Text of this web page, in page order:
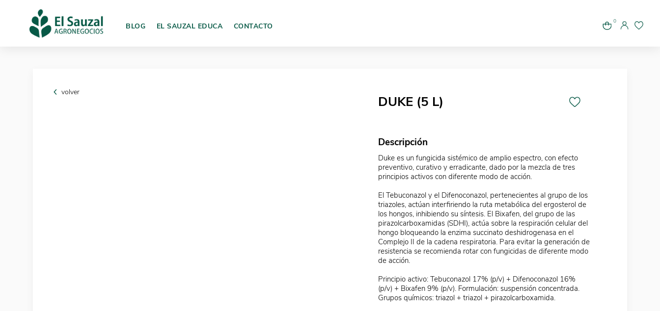
BLOG EL SAUZAL EDUCA CONTACTO
0
volver
DUKE (5 L)
Descripción
Duke es un fungicida sistémico de amplio espectro, con efecto
preventivo, curativo y erradicante, dado por la mezcla de tres
principios activos con diferente modo de acción.
El Tebuconazol y el Difenoconazol, pertenecientes al grupo de los
triazoles, actúan interfiriendo la ruta metabólica del ergosterol de
los hongos, inhibiendo su síntesis. El Bixafen, del grupo de las
pirazolcarboxamidas (SDHI), actúa sobre la respiración celular del
hongo bloqueando la enzima succinato deshidrogenasa en el
Complejo II de la cadena respiratoria. Para evitar la generación de
resistencia se recomienda rotar con fungicidas de diferente modo
de acción.
Principio activo: Tebuconazol 17% (p/v) + Difenoconazol 16%
(p/v) + Bixafen 9% (p/v). Formulación: suspensión concentrada.
Grupos químicos: triazol + triazol + pirazolcarboxamida.